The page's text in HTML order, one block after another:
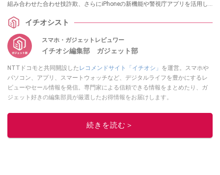
組み合わせた合わせ技詐欺、さらにiPhoneの新機能や警視庁アプリを活用し
ください。イチオシスト
スマホ・ガジェットレビュワー
イチオシ編集部 ガジェット部
NTTドコモと共同開設した レコメンドサイト「イチオシ」 を運営。スマホや
パソコン、アプリ、スマートウォッチなど、デジタルライフを豊かにするレ
ビューやセール情報を発信。専門家による信頼できる情報をまとめたり、ガ
ジェット好きの編集部員が厳選したお得情報をお届けします。
このイチオシストの他の記事を読む
続きを読む＞